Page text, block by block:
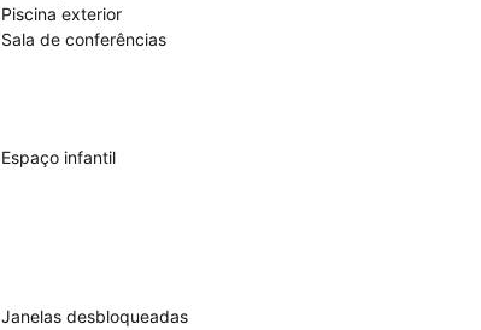
Piscina exterior
Sala de conferências
Espaço infantil
Janelas desbloqueadas